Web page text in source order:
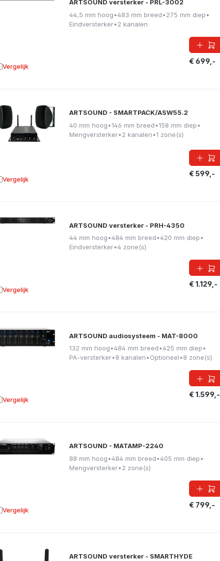
ARTSOUND versterker - PRL-3002
44,5 mm hoog•483 mm breed•275 mm diep•
Eindversterker•2 kanalen
€ 699,-
Vergelijk aan vergelijking
ARTSOUND - SMARTPACK/ASW55.2
40 mm hoog•146 mm breed•158 mm diep•
Mengversterker•2 kanalen•1 zone(s)
€ 599,-
Vergelijk aan vergelijking
ARTSOUND versterker - PRH-4350
44 mm hoog•484 mm breed•420 mm diep•
Eindversterker•4 zone(s)
€ 1.129,-
Vergelijk aan vergelijking
ARTSOUND audiosysteem - MAT-8000
132 mm hoog•484 mm breed•425 mm diep•
PA-versterker•8 kanalen•Optioneel•8 zone(s)
€ 1.599,-
Vergelijk aan vergelijking
ARTSOUND - MATAMP-2240
88 mm hoog•484 mm breed•405 mm diep•
Mengversterker•2 zone(s)
€ 799,-
Vergelijk aan vergelijking
ARTSOUND versterker - SMARTHYDE